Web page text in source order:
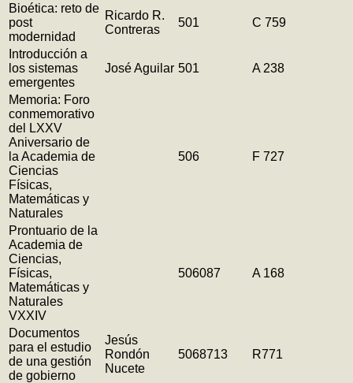
Bioética: reto de
post
modernidad
Ricardo R.
Contreras
501 C 759
Introducción a
los sistemas
emergentes
José Aguilar 501 A 238
Memoria: Foro
conmemorativo
del LXXV
Aniversario de
la Academia de
Ciencias
Físicas,
Matemáticas y
Naturales
506 F 727
Prontuario de la
Academia de
Ciencias,
Físicas,
Matemáticas y
Naturales
VXXIV
506087 A 168
Documentos
para el estudio
de una gestión
de gobierno
Jesús
Rondón
Nucete
5068713 R771